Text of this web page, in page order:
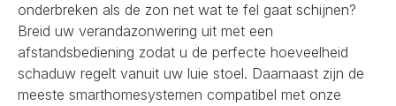
onderbreken als de zon net wat te fel gaat schijnen?
Breid uw verandazonwering uit met een
afstandsbediening zodat u de perfecte hoeveelheid
schaduw regelt vanuit uw luie stoel. Daarnaast zijn de
meeste smarthomesystemen compatibel met onze